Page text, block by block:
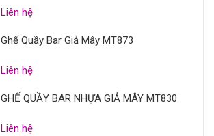
Liên hệ
Ghế Quầy Bar Giả Mây MT873
Liên hệ
GHẾ QUẦY BAR NHỰA GIẢ MÂY MT830
Liên hệ